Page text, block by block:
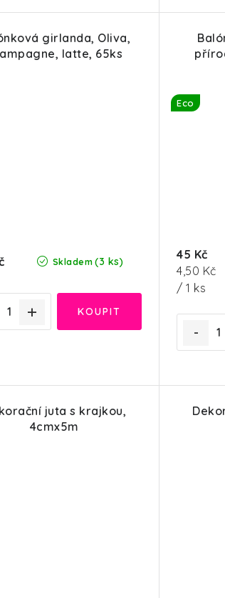
girlanda, Oliva,
latte, 65ks
Skladem (3 ks)
Eco
45 Kč
Měrná
cena:
4,50 Kč
/ 1 ks
juta s krajkou,
4cmx5m